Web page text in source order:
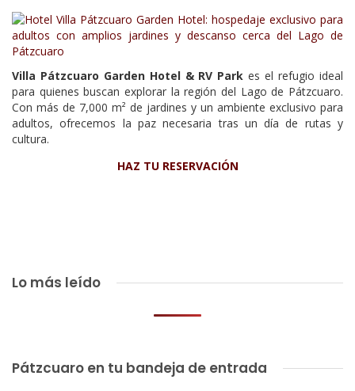
Villa Pátzcuaro Garden Hotel & RV Park es el refugio ideal
para quienes buscan explorar la región del Lago de Pátzcuaro.
Con más de 7,000 m² de jardines y un ambiente exclusivo para
adultos, ofrecemos la paz necesaria tras un día de rutas y
cultura.
HAZ TU RESERVACIÓN
Lo más leído
Pátzcuaro en tu bandeja de entrada